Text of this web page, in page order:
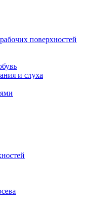
поверхностей
и слуха